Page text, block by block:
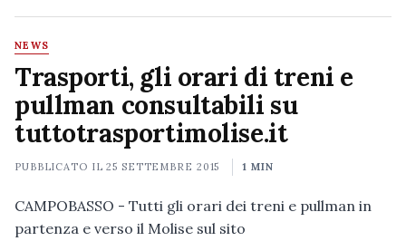
NEWS
Trasporti, gli orari di treni e
pullman consultabili su
tuttotrasportimolise.it
PUBBLICATO IL25 SETTEMBRE 2015 1 MIN
CAMPOBASSO - Tutti gli orari dei treni e pullman in
partenza e verso il Molise sul sito